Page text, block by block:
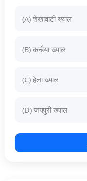
(A) शेखावाटी ख्याल
(B) कन्हैया ख्याल
(C) हेला ख्याल
(D) जयपुरी ख्याल